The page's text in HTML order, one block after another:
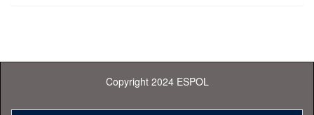
Copyright 2024 ESPOL